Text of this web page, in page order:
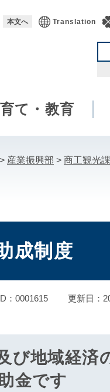
本文へ Translation
て・教育
> 産業振興部 > 商工観光課
成制度
：0001615 更新日：
び地域経済
金です